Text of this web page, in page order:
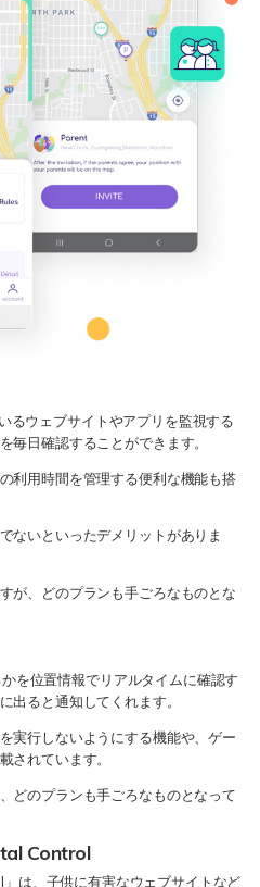
るウェブサイトやアプリを監視する
毎日確認することができます。
利用時間を管理する便利な機能も搭
ないといったデメリットがありま
が、どのプランも手ごろなものとな
を位置情報でリアルタイムに確認す
出ると通知してくれます。
実行しないようにする機能や、ゲー
されています。
どのプランも手ごろなものとなって
Control
は、子供に有害なウェブサイトなど